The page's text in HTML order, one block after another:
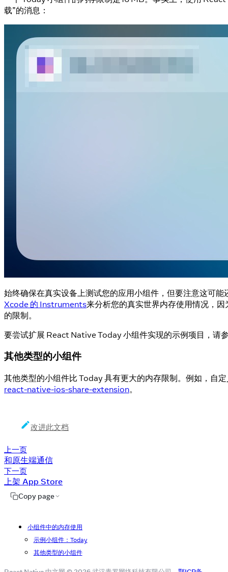
载”的消息：
始终确保在真实设备上测试您的应用小组件，但要注意这可
Xcode 的 Instruments来分析您的真实世界内存使用情况，
的限制。
要尝试扩展 React Native Today 小组件实现的示例项目，请
其他类型的小组件
其他类型的小组件比 Today 具有更大的内存限制。例如，自
react-native-ios-share-extension。
改进此文档
上一页
和原生端通信
下一页
上架 App Store
Copy page
小组件中的内存使用
示例小组件：Today
其他类型的小组件